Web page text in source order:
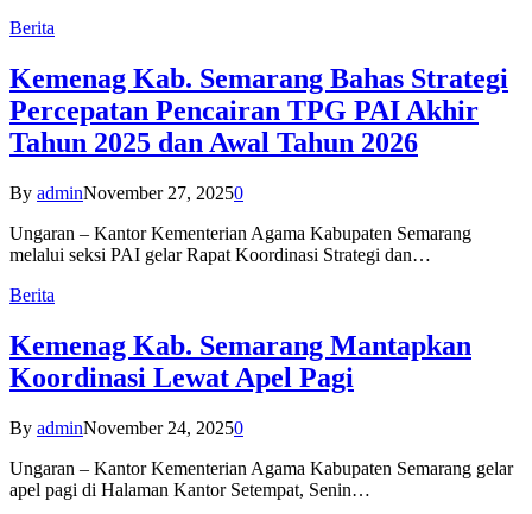
Berita
Kemenag Kab. Semarang Bahas Strategi
Percepatan Pencairan TPG PAI Akhir
Tahun 2025 dan Awal Tahun 2026
By adminNovember 27, 20250
Ungaran – Kantor Kementerian Agama Kabupaten Semarang
melalui seksi PAI gelar Rapat Koordinasi Strategi dan…
Berita
Kemenag Kab. Semarang Mantapkan
Koordinasi Lewat Apel Pagi
By adminNovember 24, 20250
Ungaran – Kantor Kementerian Agama Kabupaten Semarang gelar
apel pagi di Halaman Kantor Setempat, Senin…